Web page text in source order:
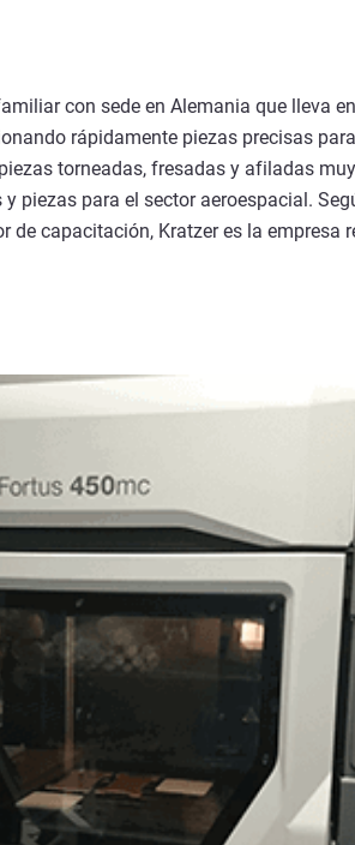
con sede en Alemania que lleva
rápidamente piezas precisas
torneadas, fresadas y afiladas
para el sector aeroespacial.
capacitación, Kratzer es la empresa